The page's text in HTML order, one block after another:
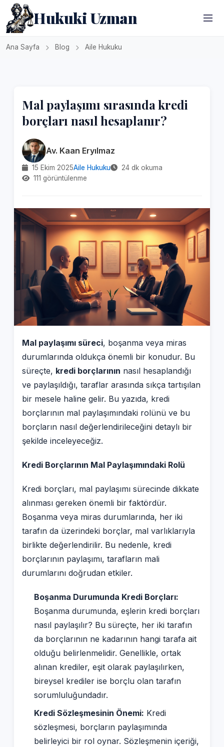
Hukuki Uzman
Ana Sayfa Blog Aile Hukuku
Mal paylaşımı sırasında kredi
borçları nasıl hesaplanır?
Av. Kaan Eryılmaz
15 Ekim 2025Aile Hukuku
24 dk okuma
111 görüntülenme
Mal paylaşımı süreci, boşanma veya miras
durumlarında oldukça önemli bir konudur. Bu
süreçte, kredi borçlarının nasıl hesaplandığı
ve paylaşıldığı, taraflar arasında sıkça tartışılan
bir mesele haline gelir. Bu yazıda, kredi
borçlarının mal paylaşımındaki rolünü ve bu
borçların nasıl değerlendirileceğini detaylı bir
şekilde inceleyeceğiz.
Kredi Borçlarının Mal Paylaşımındaki Rolü
Kredi borçları, mal paylaşımı sürecinde dikkate
alınması gereken önemli bir faktördür.
Boşanma veya miras durumlarında, her iki
tarafın da üzerindeki borçlar, mal varlıklarıyla
birlikte değerlendirilir. Bu nedenle, kredi
borçlarının paylaşımı, tarafların mali
durumlarını doğrudan etkiler.
Boşanma Durumunda Kredi Borçları:
Boşanma durumunda, eşlerin kredi borçları
nasıl paylaşılır? Bu süreçte, her iki tarafın
da borçlarının ne kadarının hangi tarafa ait
olduğu belirlenmelidir. Genellikle, ortak
alınan krediler, eşit olarak paylaşılırken,
bireysel krediler ise borçlu olan tarafın
sorumluluğundadır.
Kredi Sözleşmesinin Önemi: Kredi
sözleşmesi, borçların paylaşımında
belirleyici bir rol oynar. Sözleşmenin içeriği,